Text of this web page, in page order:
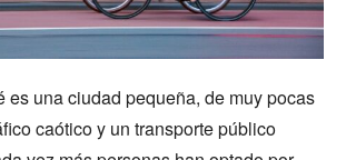
es una ciudad pequeña, de muy pocas
caótico y un transporte público